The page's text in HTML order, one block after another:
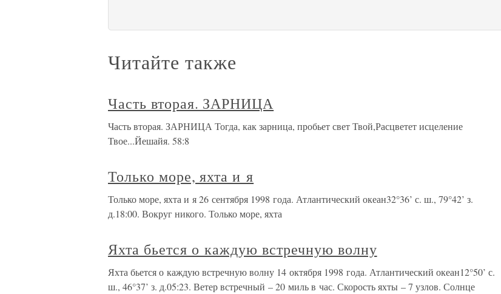
Читайте также
Часть вторая. ЗАРНИЦА
Часть вторая. ЗАРНИЦА Тогда, как зарница, пробьет свет Твой,Расцветет исцеление
Твое...Йешайя. 58:8
Только море, яхта и я
Только море, яхта и я 26 сентября 1998 года. Атлантический океан32°36’ с. ш., 79°42’ з.
д.18:00. Вокруг никого. Только море, яхта
Яхта бьется о каждую встречную волну
Яхта бьется о каждую встречную волну 14 октября 1998 года. Атлантический океан12°50’ с.
ш., 46°37’ з. д.05:23. Ветер встречный – 20 миль в час. Скорость яхты – 7 узлов. Солнце